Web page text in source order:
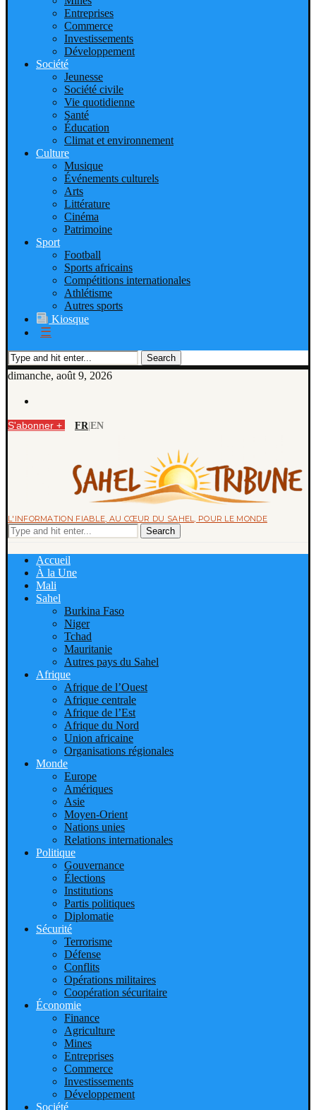
Entreprises
Commerce
Investissements
Développement
Société
Jeunesse
Société civile
Vie quotidienne
Santé
Éducation
Climat et environnement
Culture
Musique
Événements culturels
Arts
Littérature
Cinéma
Patrimoine
Sport
Football
Sports africains
Compétitions internationales
Athlétisme
Autres sports
Kiosque
☰
Search
dimanche, août 9, 2026
S'abonner + FR|EN
L'INFORMATION FIABLE, AU CŒUR DU SAHEL, POUR LE MONDE
Search
Accueil
À la Une
Mali
Sahel
Burkina Faso
Niger
Tchad
Mauritanie
Autres pays du Sahel
Afrique
Afrique de l’Ouest
Afrique centrale
Afrique de l’Est
Afrique du Nord
Union africaine
Organisations régionales
Monde
Europe
Amériques
Asie
Moyen-Orient
Nations unies
Relations internationales
Politique
Gouvernance
Élections
Institutions
Partis politiques
Diplomatie
Sécurité
Terrorisme
Défense
Conflits
Opérations militaires
Coopération sécuritaire
Économie
Finance
Agriculture
Mines
Entreprises
Commerce
Investissements
Développement
Société